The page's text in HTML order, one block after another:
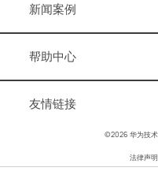
新闻案例
洞察报告
帮助中心
友情链接
华为商城
©2026 华为技
法律声明